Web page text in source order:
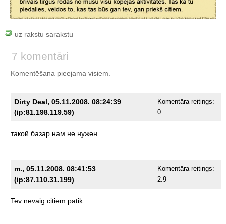
uz rakstu sarakstu
7 komentāri
Komentēšana pieejama visiem.
Dirty Deal, 05.11.2008. 08:24:39
(ip:81.198.119.59)
Komentāra reitings:
0
такой базар нам не нужен
m., 05.11.2008. 08:41:53
(ip:87.110.31.199)
Komentāra reitings:
2.9
Tev nevaig citiem patik.